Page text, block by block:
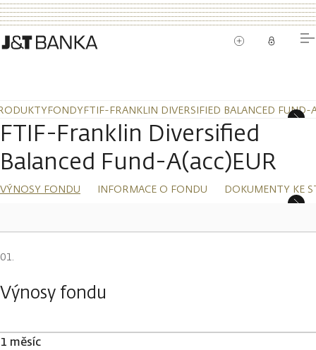
FONDYFTIF-FRANKLIN DIVERSIFIED BALANCED FUND-
FTIF-Franklin Diversified
Balanced Fund-A(acc)EUR
VÝNOSY FONDU INFORMACE O FONDU DOKUMENTY KE
Výnosy fondu
1 měsíc